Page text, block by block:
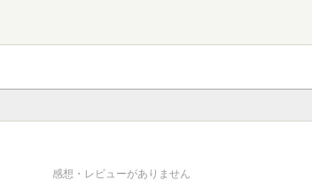
感想・レビューがありません